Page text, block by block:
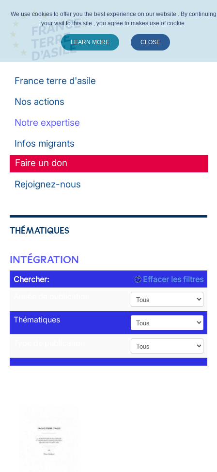
France terre d'asile
Nos actions
Notre expertise
Infos migrants
Faire un don
Rejoignez-nous
THÉMATIQUES
INTÉGRATION
Chercher:
Effacer les filtres
Thématiques
We use cookies to offer you the best experience on our website . By continuing
your visit to this site , you agree to makes use of cookie.
LEARN MORE CLOSE